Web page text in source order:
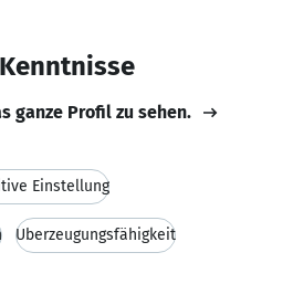
ganze Profil zu sehen.
Einstellung
Überzeugungsfähigkeit